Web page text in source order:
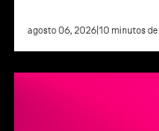
agosto 06, 2026 10 minutos